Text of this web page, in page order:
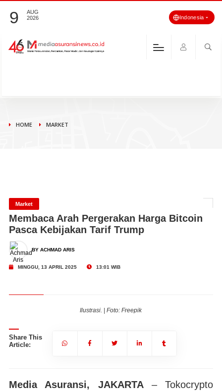
9
AUG
2026
Indonesia
HOME MARKET
Market
Membaca Arah Pergerakan Harga Bitcoin
Pasca Kebijakan Tarif Trump
BY ACHMAD ARIS
MINGGU, 13 APRIL 2025 13:01 WIB
Ilustrasi. | Foto: Freepik
Share This
Article:
Media Asuransi, JAKARTA– Tokocrypto